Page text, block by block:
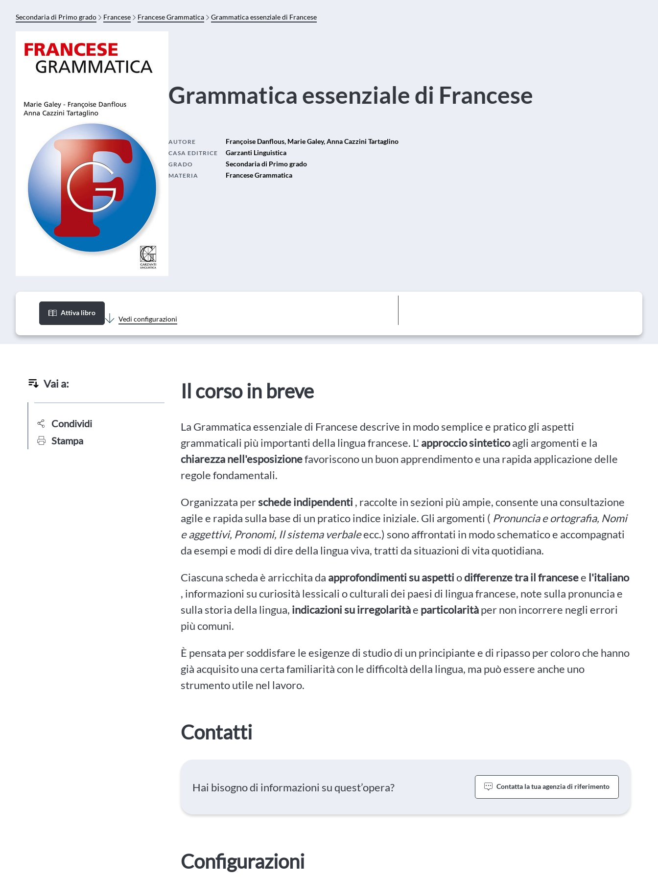
Secondaria di Primo grado Francese Francese Grammatica Grammatica essenziale di Francese
Grammatica essenziale di Francese
AUTORE Françoise Danflous, Marie Galey, Anna Cazzini Tartaglino
CASA EDITRICE Garzanti Linguistica
GRADO Secondaria di Primo grado
MATERIA Francese Grammatica
Attiva libro
Vedi configurazioni
Vai a:
Condividi
Stampa
Il corso in breve
La Grammatica essenziale di Francese descrive in modo semplice e pratico gli aspetti
grammaticali più importanti della lingua francese. L' approccio sinteticoagli argomenti e la
chiarezza nell'esposizionefavoriscono un buon apprendimento e una rapida applicazione delle
regole fondamentali.
Organizzata perschede indipendenti , raccolte in sezioni più ampie, consente una consultazione
agile e rapida sulla base di un pratico indice iniziale. Gli argomenti ( Pronuncia e ortografia, Nomi
e aggettivi, Pronomi, Il sistema verbaleecc.) sono affrontati in modo schematico e accompagnati
da esempi e modi di dire della lingua viva, tratti da situazioni di vita quotidiana.
Ciascuna scheda è arricchita da approfondimenti su aspettiodifferenze tra il francesee l'italiano
, informazioni su curiosità lessicali o culturali dei paesi di lingua francese, note sulla pronuncia e
sulla storia della lingua, indicazioni su irregolaritàe particolaritàper non incorrere negli errori
più comuni.
È pensata per soddisfare le esigenze di studio di un principiante e di ripasso per coloro che hanno
già acquisito una certa familiarità con le difficoltà della lingua, ma può essere anche uno
strumento utile nel lavoro.
Contatti
Hai bisogno di informazioni su quest’opera? Contatta la tua agenzia di riferimento
Configurazioni